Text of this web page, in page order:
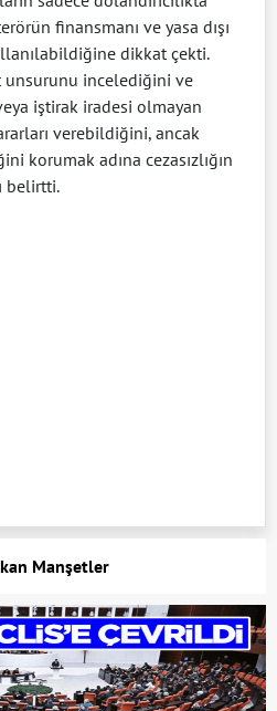
finansmanı ve yasa dışı
dikkat çekti.
unsurunu incelediğini ve
iştirak iradesi olmayan
verebildiğini, ancak
korumak adına cezasızlığın
belirtti.
Manşetler